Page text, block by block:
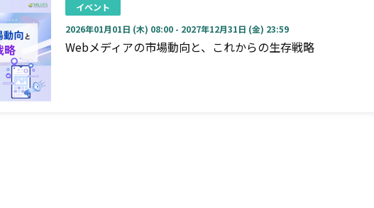
イベント
2026年01月01日 (木) 08:00 - 2027年12月31日 (金) 23:59
Webメディアの市場動向と、これからの生存戦略